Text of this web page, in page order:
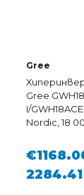
Gree
Gree
I/
Nordic, 18